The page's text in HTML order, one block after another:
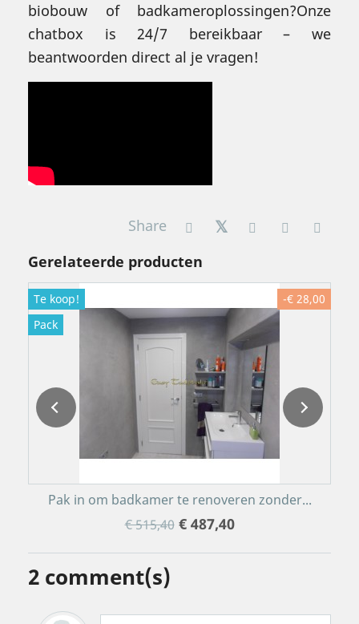
biobouw of badkameroplossingen?Onze
chatbox is 24/7 bereikbaar – we
beantwoorden direct al je vragen!
Share
Gerelateerde producten
Te koop!
Pack
Pak in om badkamer te renoveren zonder...
€ 515,40 € 487,40
-€ 28,00
2 comment(s)